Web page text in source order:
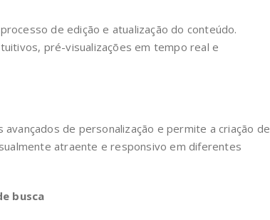
de edição e atualização do conteúdo.
pré-visualizações em tempo real e
de personalização e permite a criação de
atraente e responsivo em diferentes
busca